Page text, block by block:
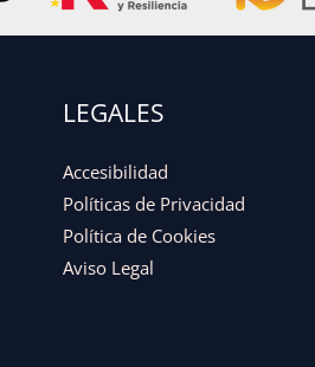
LEGALES
Accesibilidad
Políticas de Privacidad
Política de Cookies
Aviso Legal